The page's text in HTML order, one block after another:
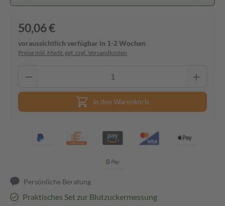
50,06 €
voraussichtlich verfügbar in 1-2 Wochen
Preise inkl. MwSt. ggf. zzgl. Versandkosten
In den Warenkorb
Persönliche Beratung
Praktisches Set zur Blutzuckermessung